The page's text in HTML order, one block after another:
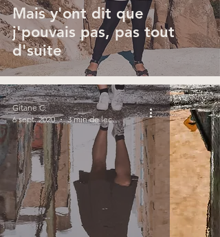
Mais y'ont dit que
j'pouvais pas, pas tout
d'suite
Gitane C.
6 sept. 2020
3 min de lecture